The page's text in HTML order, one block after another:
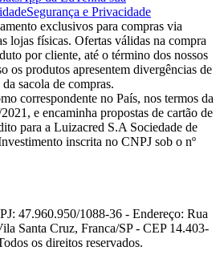
Segurança e Privacidade
exclusivos para compras via
lojas físicas. Ofertas válidas na compra
por cliente, até o término dos nossos
os produtos apresentem divergências de
sacola de compras.
correspondente no País, nos termos da
e encaminha propostas de cartão de
para a Luizacred S.A Sociedade de
inscrita no CNPJ sob o nº
47.960.950/1088-36 - Endereço: Rua
Santa Cruz, Franca/SP - CEP 14.403-
os direitos reservados.